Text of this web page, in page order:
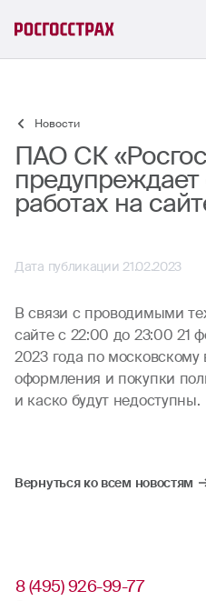
Новости
ПАО СК
предупреждает
работах на
Дата публикации 21.02.2023
В связи с проводимыми
сайте с 22:00 до 23:00 21
2023 года по
оформления и покупки
и каско будут недоступны.
Вернуться ко всем новостям
8 (495) 926-99-77